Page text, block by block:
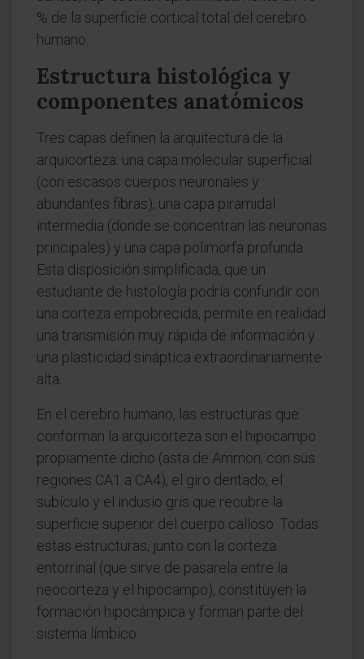
% de la superficie cortical total del cerebro
humano.
Estructura histológica y
componentes anatómicos
Tres capas definen la arquitectura de la
arquicorteza: una capa molecular superficial
(con escasos cuerpos neuronales y
abundantes fibras), una capa piramidal
intermedia (donde se concentran las neuronas
principales) y una capa polimorfa profunda.
Esta disposición simplificada, que un
estudiante de histología podría confundir con
una corteza empobrecida, permite en realidad
una transmisión muy rápida de información y
una plasticidad sináptica extraordinariamente
alta.
En el cerebro humano, las estructuras que
conforman la arquicorteza son el hipocampo
propiamente dicho (asta de Ammon, con sus
regiones CA1 a CA4), el giro dentado, el
subículo y el indusio gris que recubre la
superficie superior del cuerpo calloso. Todas
estas estructuras, junto con la corteza
entorrinal (que sirve de pasarela entre la
neocorteza y el hipocampo), constituyen la
formación hipocámpica y forman parte del
sistema límbico.